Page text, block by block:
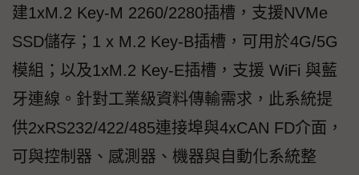
建1xM.2 Key-M 2260/2280插槽，支援NVMe
SSD儲存；1 x M.2 Key-B插槽，可用於4G/5G
模組；以及1xM.2 Key-E插槽，支援 WiFi 與藍
牙連線。針對工業級資料傳輸需求，此系統提
供2xRS232/422/485連接埠與4xCAN FD介面，
可與控制器、感測器、機器與自動化系統整